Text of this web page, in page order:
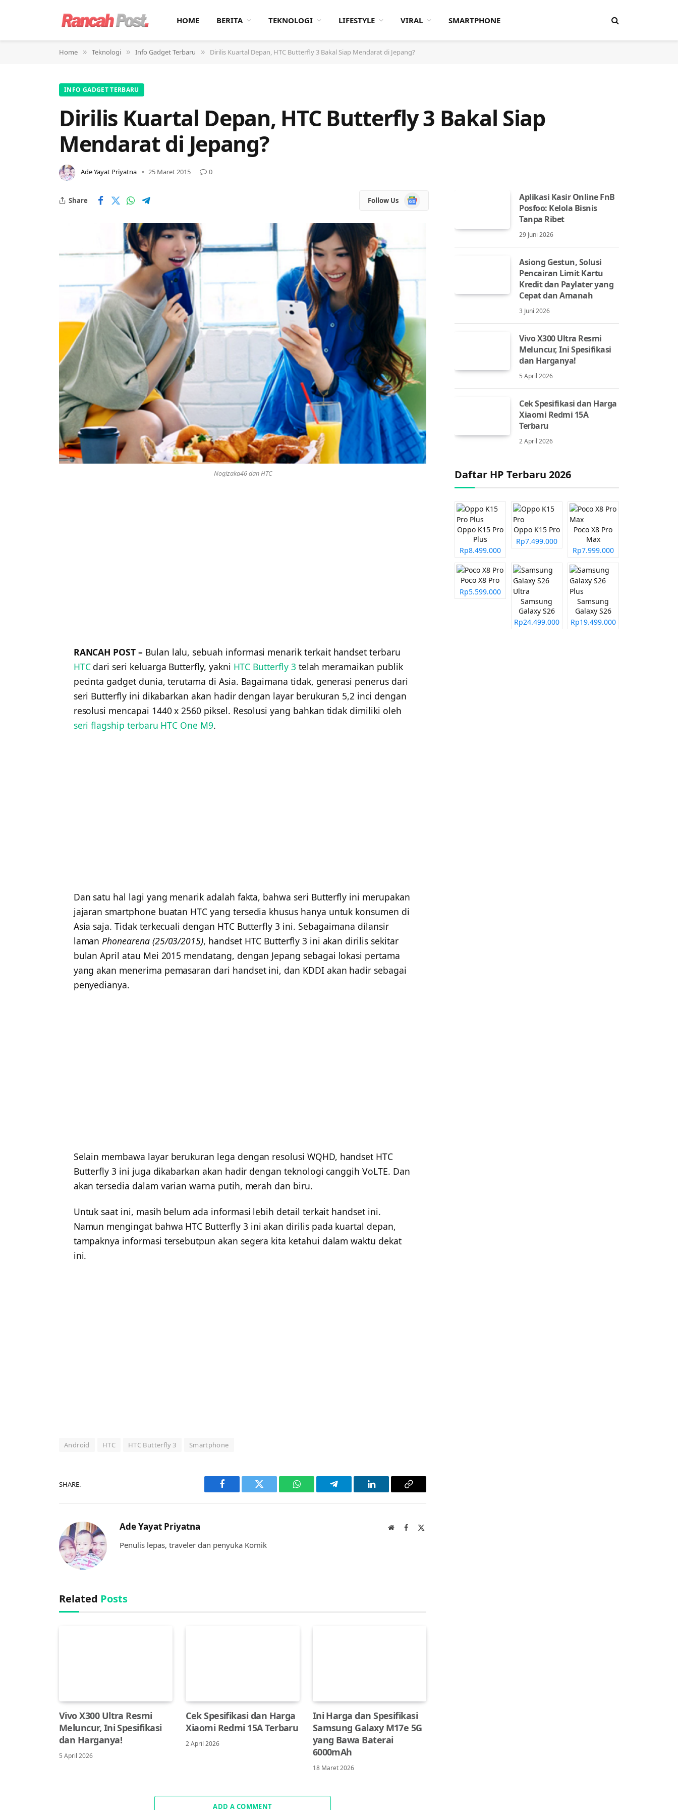
HOME BERITA TEKNOLOGI LIFESTYLE VIRAL SMARTPHONE
Home » Teknologi » Info Gadget Terbaru » Dirilis Kuartal Depan, HTC Butterfly 3 Bakal Siap Mendarat di Jepang?
INFO GADGET TERBARU
Dirilis Kuartal Depan, HTC Butterfly 3 Bakal Siap
Mendarat di Jepang?
Ade Yayat Priyatna 25 Maret 2015 0
Share Follow Us
Google
News
Nogizaka46 dan HTC
RANCAH POST – Bulan lalu, sebuah informasi menarik terkait handset terbaru
HTCdari seri keluarga Butterfly, yakni HTC Butterfly 3 telah meramaikan publik
pecinta gadget dunia, terutama di Asia. Bagaimana tidak, generasi penerus dari
seri Butterfly ini dikabarkan akan hadir dengan layar berukuran 5,2 inci dengan
resolusi mencapai 1440 x 2560 piksel. Resolusi yang bahkan tidak dimiliki oleh
seri flagship terbaru HTC One M9.
Dan satu hal lagi yang menarik adalah fakta, bahwa seri Butterfly ini merupakan
jajaran smartphone buatan HTC yang tersedia khusus hanya untuk konsumen di
Asia saja. Tidak terkecuali dengan HTC Butterfly 3 ini. Sebagaimana dilansir
laman Phonearena (25/03/2015), handset HTC Butterfly 3 ini akan dirilis sekitar
bulan April atau Mei 2015 mendatang, dengan Jepang sebagai lokasi pertama
yang akan menerima pemasaran dari handset ini, dan KDDI akan hadir sebagai
penyedianya.
Selain membawa layar berukuran lega dengan resolusi WQHD, handset HTC
Butterfly 3 ini juga dikabarkan akan hadir dengan teknologi canggih VoLTE. Dan
akan tersedia dalam varian warna putih, merah dan biru.
Untuk saat ini, masih belum ada informasi lebih detail terkait handset ini.
Namun mengingat bahwa HTC Butterfly 3 ini akan dirilis pada kuartal depan,
tampaknya informasi tersebutpun akan segera kita ketahui dalam waktu dekat
ini.
Android HTC HTC Butterfly 3 Smartphone
SHARE.
Facebook Twitter WhatsAppTelegram LinkedIn Copy
Ade Yayat Priyatna WebsiteFacebook
Penulis lepas, traveler dan penyuka Komik
Related Posts
Vivo X300 Ultra Resmi
Meluncur, Ini Spesifikasi
dan Harganya!
5 April 2026
Cek Spesifikasi dan Harga
Xiaomi Redmi 15A Terbaru
2 April 2026
Ini Harga dan Spesifikasi
Samsung Galaxy M17e 5G
yang Bawa Baterai
6000mAh
18 Maret 2026
ADD A COMMENT
Aplikasi Kasir Online FnB
Posfoo: Kelola Bisnis
Tanpa Ribet
29 Juni 2026
Asiong Gestun, Solusi
Pencairan Limit Kartu
Kredit dan Paylater yang
Cepat dan Amanah
3 Juni 2026
Vivo X300 Ultra Resmi
Meluncur, Ini Spesifikasi
dan Harganya!
5 April 2026
Cek Spesifikasi dan Harga
Xiaomi Redmi 15A
Terbaru
2 April 2026
Daftar HP Terbaru 2026
Oppo K15 Pro
Plus
Rp8.499.000
Oppo K15 Pro
Rp7.499.000
Poco X8 Pro
Max
Rp7.999.000
Poco X8 Pro
Rp5.599.000
Samsung
Galaxy S26
Ultra
Rp24.499.000
Samsung
Galaxy S26
Plus
Rp19.499.000